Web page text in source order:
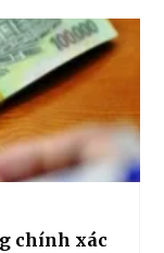
chính xác